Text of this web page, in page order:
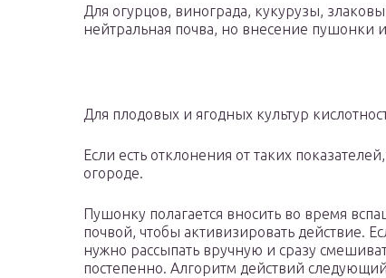
Для огурцов, винограда, кукурузы,
нейтральная почва, но внесение пушонки
Для плодовых и ягодных культур
Если есть отклонения от таких
огороде.
Пушонку полагается вносить во время
почвой, чтобы активизировать действие.
нужно рассыпать вручную и сразу
постепенно. Алгоритм действий